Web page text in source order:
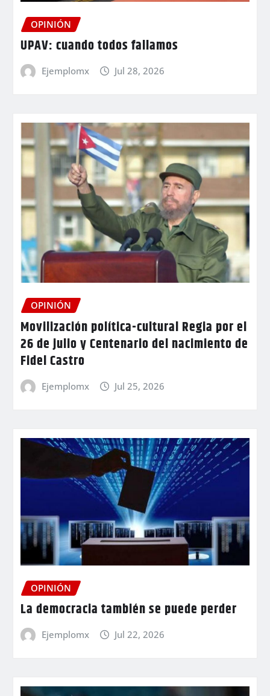
OPINIÓN
UPAV: cuando todos fallamos
Ejemplomx Jul 28, 2026
OPINIÓN
Movilización política-cultural Regia por el
26 de julio y Centenario del nacimiento de
Fidel Castro
Ejemplomx Jul 25, 2026
OPINIÓN
La democracia también se puede perder
Ejemplomx Jul 22, 2026